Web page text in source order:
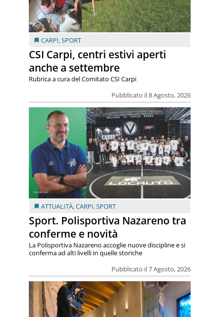
CARPI,SPORT
CSI Carpi, centri estivi aperti
anche a settembre
Pubblicato il 8 Agosto, 2026
Rubrica a cura del Comitato CSI Carpi
ATTUALITÀ,CARPI,SPORT
Sport. Polisportiva Nazareno tra
conferme e novità
Pubblicato il 7 Agosto, 2026
La Polisportiva Nazareno accoglie nuove discipline e si
conferma ad alti livelli in quelle storiche